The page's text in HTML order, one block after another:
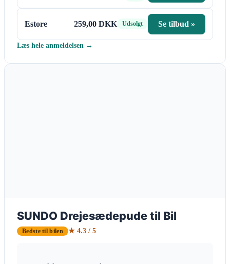
Estore 259,00 DKK Udsolgt Se tilbud »
Læs hele anmeldelsen →
SUNDO Drejesædepude til Bil
Bedste til bilen ★ 4.3 / 5